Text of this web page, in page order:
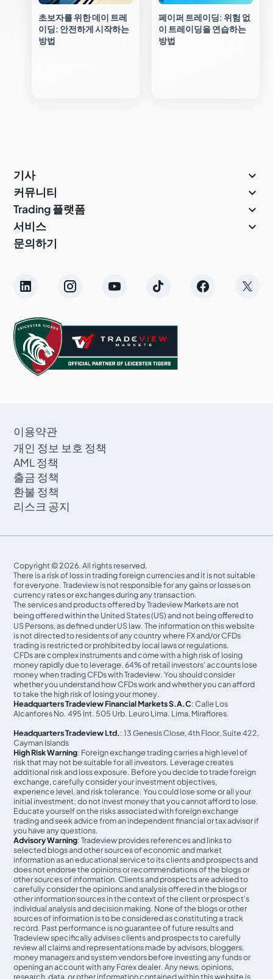
초보자를 위한 데이 트레
이딩: 안전하게 시작하는
방법
페이퍼 트레이딩: 위험 없
이 트레이딩을 연습하는
방법
기사 
커뮤니티 
Trading 플랫폼 
서비스 
문의하기
이용약관
개인 정보 보호 정책
AML 정책
출금 정책
환불 정책
리스크 공지
Copyright © 2026. All rights reserved.
There is a risk of loss in trading foreign currencies and it is not suitable
for everyone. Tradeview is not responsible for any gains or losses on
currency rates or exchanges during any transaction.
The services and products offered by Tradeview Markets are not
being offered within the United States (US) and not being oﬀered to
US Persons, as defined under US law. The information on this website
is not directed to residents of any country where FX and/or CFDs
trading is restricted or prohibited by local laws or regulations.
CFDs are complex instruments and come with a high risk of losing
money rapidly due to leverage. 64% of retail investors' accounts lose
money when trading CFDs with Tradeview. You should consider
whether you understand how CFDs work and whether you can afford
to take the high risk of losing your money.
Headquarters Tradeview Financial Markets S.A.C: Calle Los
Alcanfores No. 495 Int. 505 Urb. Leuro Lima. Lima, Miraflores.
Headquarters Tradeview Ltd.: 13 Genesis Close, 4th Floor, Suite 422,
Cayman Islands
High Risk Warning: Foreign exchange trading carries a high level of
risk that may not be suitable for all investors. Leverage creates
additional risk and loss exposure. Before you decide to trade foreign
exchange, carefully consider your investment objectives,
experience level, and risk tolerance. You could lose some or all your
initial investment; do not invest money that you cannot afford to lose.
Educate yourself on the risks associated with foreign exchange
trading and seek advice from an independent financial or tax advisor if
you have any questions.
Advisory Warning: Tradeview provides references and links to
selected blogs and other sources of economic and market
information as an educational service to its clients and prospects and
does not endorse the opinions or recommendations of the blogs or
other sources of information. Clients and prospects are advised to
carefully consider the opinions and analysis offered in the blogs or
other information sources in the context of the client or prospect's
individual analysis and decision making. None of the blogs or other
sources of information is to be considered as constituting a track
record. Past performance is no guarantee of future results and
Tradeview specifically advises clients and prospects to carefully
review all claims and representations made by advisors, bloggers,
money managers and system vendors before investing any funds or
opening an account with any Forex dealer. Any news, opinions,
research, data, or other information contained within this website is